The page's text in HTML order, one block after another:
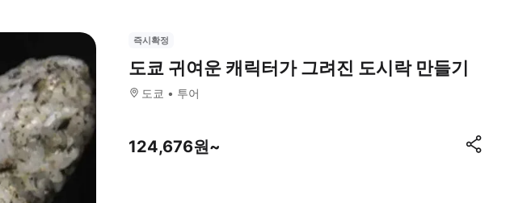
즉시확정
도쿄 귀여운 캐릭터가 그려진 도시락 만들기
도쿄 투어
124,676원~